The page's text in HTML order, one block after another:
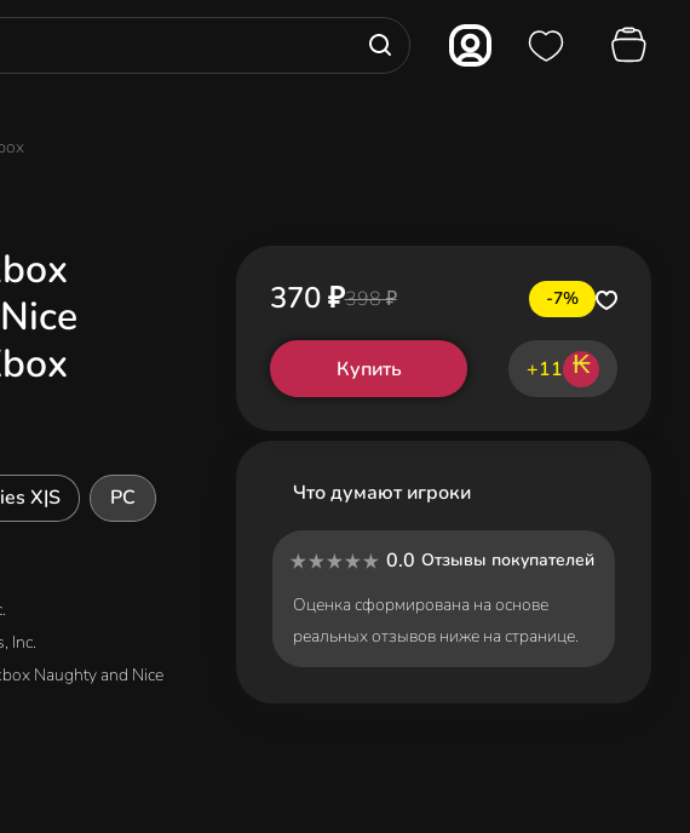
X|S PC
Inc.
Naughty and Nice
370 ₽398 ₽ -7%
Купить +11 ₭
Что думают игроки
0.0 Отзывы покупателей
Оценка сформирована на основе
реальных отзывов ниже на странице.